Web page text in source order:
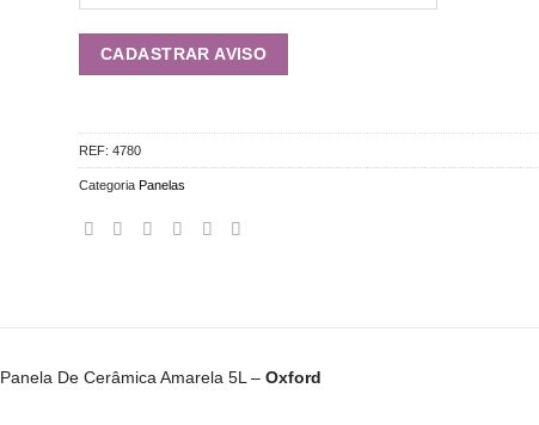
REF: 4780
Categoria Panelas
Panela De Cerâmica Amarela 5L – Oxford